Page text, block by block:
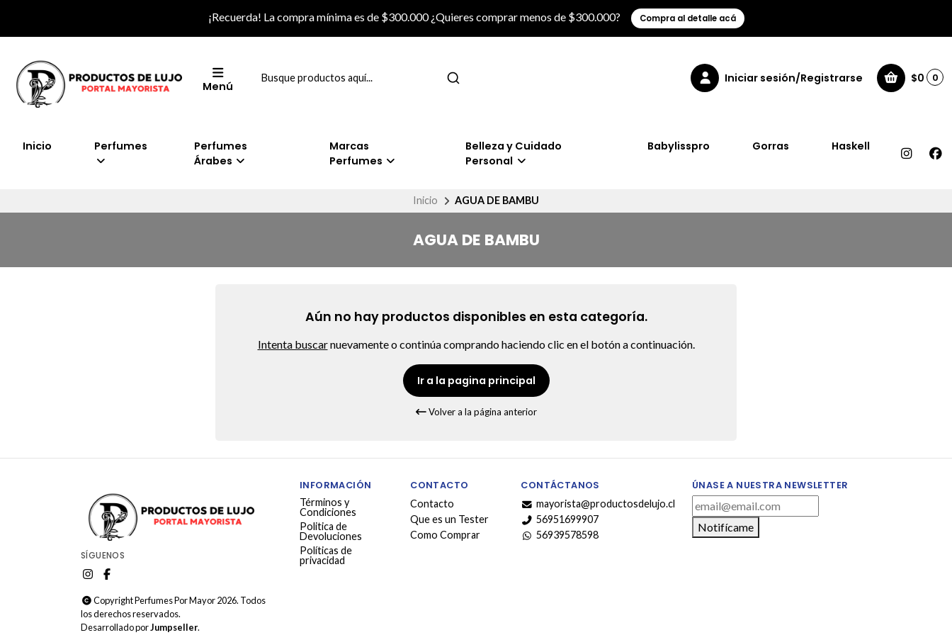
¡Recuerda! La compra mínima es de $300.000 ¿Quieres comprar menos de $300.000? Compra al detalle acá
Menú
Iniciar sesión/Registrarse $0 0
Inicio Perfumes
Perfumes
Árabes
Marcas
Perfumes
Belleza y Cuidado
Personal
Babylisspro Gorras Haskell
Inicio AGUA DE BAMBU
AGUA DE BAMBU
Aún no hay productos disponibles en esta categoría.
Intenta buscarnuevamente o continúa comprando haciendo clic en el botón a continuación.
Ir a la pagina principal
Volver a la página anterior
SÍGUENOS
Copyright Perfumes Por Mayor 2026. Todos
los derechos reservados.
Desarrollado porJumpseller.
INFORMACIÓN
Términos y
Condiciones
Politica de
Devoluciones
Políticas de
privacidad
CONTACTO
Contacto
Que es un Tester
Como Comprar
CONTÁCTANOS
mayorista@productosdelujo.cl
56951699907
56939578598
ÚNASE A NUESTRA NEWSLETTER
Notifícame